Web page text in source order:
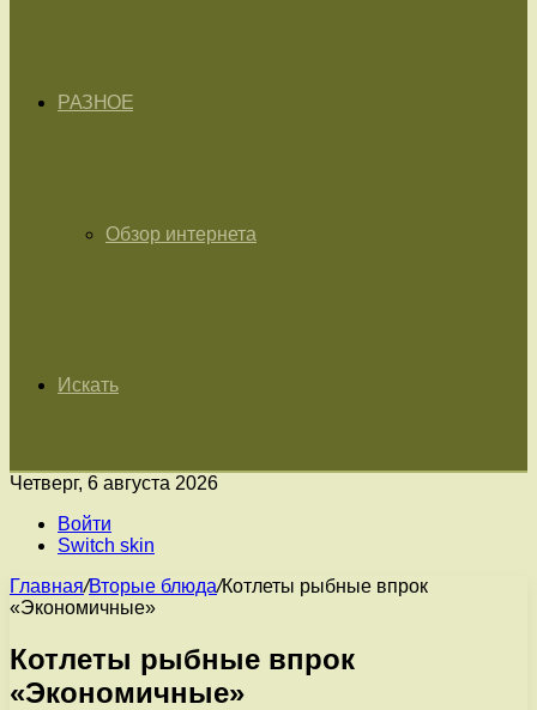
РАЗНОЕ
Обзор интернета
Искать
Четверг, 6 августа 2026
Войти
Switch skin
Главная/Вторые блюда/Котлеты рыбные впрок
«Экономичные»
Котлеты рыбные впрок
«Экономичные»